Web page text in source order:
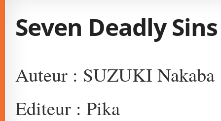
Seven Deadly Sins
Auteur : SUZUKI Nakaba
Editeur : Pika